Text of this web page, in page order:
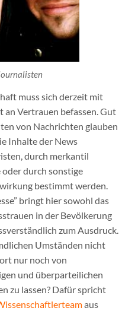
muss sich derzeit mit
an Vertrauen befassen. Gut
von Nachrichten glauben
Inhalte der News
durch merkantil
durch sonstige
bestimmt werden.
bringt hier sowohl das
in der Bevölkerung
zum Ausdruck.
Umständen nicht
nur noch von
und überparteilichen
zu lassen? Dafür spricht
aus